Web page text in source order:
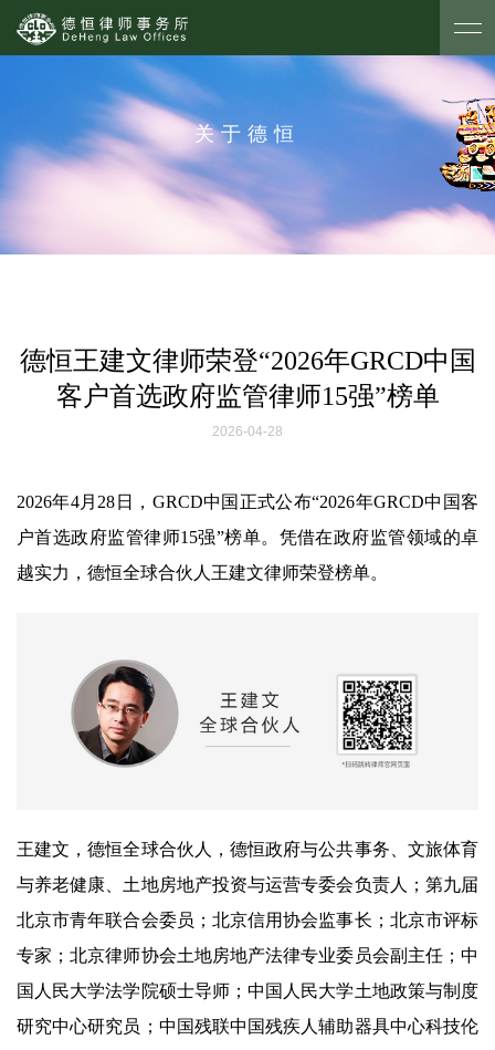
关于德恒
德恒王建文律师荣登“2026年GRCD中国
客户首选政府监管律师15强”榜单
2026-04-28
2026年4月28日，GRCD中国正式公布“2026年GRCD中国客
户首选政府监管律师15强”榜单。凭借在政府监管领域的卓
越实力，德恒全球合伙人王建文律师荣登榜单。
王建文，德恒全球合伙人，德恒政府与公共事务、文旅体育
与养老健康、土地房地产投资与运营专委会负责人；第九届
北京市青年联合会委员；北京信用协会监事长；北京市评标
专家；北京律师协会土地房地产法律专业委员会副主任；中
国人民大学法学院硕士导师；中国人民大学土地政策与制度
研究中心研究员；中国残联中国残疾人辅助器具中心科技伦